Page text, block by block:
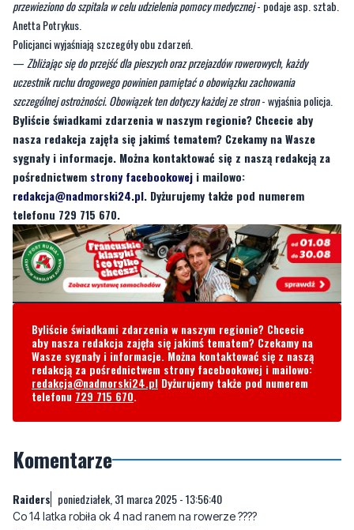
—Zbliżając się do przejść dla pieszych oraz przejazdów rowerowych, każdy
uczestnik ruchu drogowego powinien pamiętać o obowiązku zachowania
szczególnej ostrożności. Obowiązek ten dotyczy każdej ze stron
Byliście świadkami zdarzenia w naszym regionie? Chcecie aby
nasza redakcja zajęła się jakimś tematem? Czekamy na Wasze
sygnały i informacje. Można kontaktować się z naszą redakcją za
pośrednictwemstrony facebookoweji mailowo:
redakcja@nadmorski24.pl. Dyżurujemy także pod numerem
telefonu 729 715 670.
Byliście świadkami zdarzenia w naszym regionie? Chcecie
aby nasza redakcja zajęła się jakimś tematem? Czekamy na
Wasze sygnały i informacje. Można kontaktować się z naszą
redakcja@nadmorski24.plDyżurujemy także pod numerem
telefonu729 715 670.
Komentarze
Co 14 latka robiła ok 4 nad ranem na rowerze ????
39 1 Zgłoś komentarz Odpowiedz na komentarz